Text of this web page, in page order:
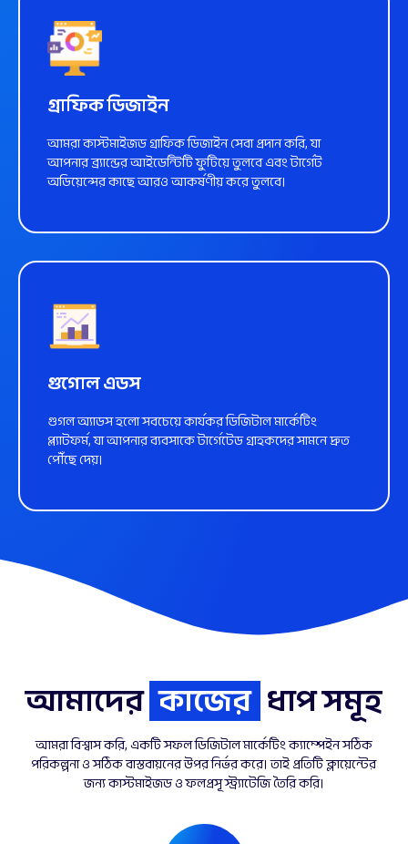
গ্রাফিক ডিজাইন
আমরা কাস্টমাইজড গ্রাফিক ডিজাইন সেবা প্রদান করি, যা
আপনার ব্র্যান্ডের আইডেন্টিটি ফুটিয়ে তুলবে এবং টার্গেট
অডিয়েন্সের কাছে আরও আকর্ষণীয় করে তুলবে।
গুগোল এডস
গুগল অ্যাডস হলো সবচেয়ে কার্যকর ডিজিটাল মার্কেটিং
প্ল্যাটফর্ম, যা আপনার ব্যবসাকে টার্গেটেড গ্রাহকদের সামনে দ্রুত
পৌঁছে দেয়।
আমাদের কাজের ধাপ সমূহ
আমরা বিশ্বাস করি, একটি সফল ডিজিটাল মার্কেটিং ক্যাম্পেইন সঠিক
পরিকল্পনা ও সঠিক বাস্তবায়নের উপর নির্ভর করে। তাই প্রতিটি ক্লায়েন্টের
জন্য কাস্টমাইজড ও ফলপ্রসূ স্ট্র্যাটেজি তৈরি করি।